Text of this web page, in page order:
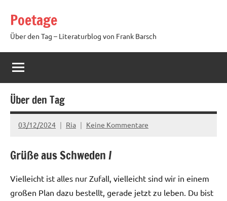
Inhalt
springen
Poetage
Über den Tag – Literaturblog von Frank Barsch
Über den Tag
03/12/2024 Ria Keine Kommentare
Grüße aus Schweden /
Vielleicht ist alles nur Zufall, vielleicht sind wir in einem
großen Plan dazu bestellt, gerade jetzt zu leben. Du bist